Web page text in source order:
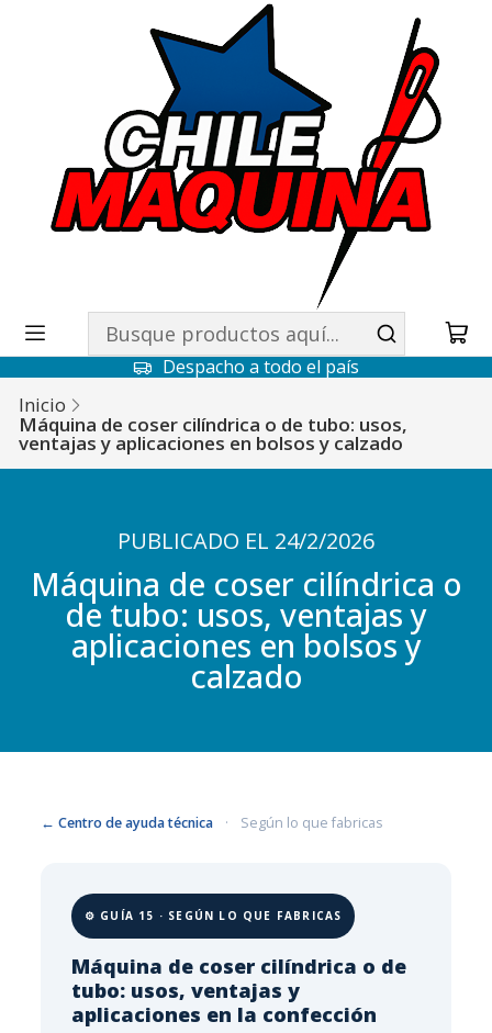
Despacho a todo el país
Inicio
Máquina de coser cilíndrica o de tubo: usos,
ventajas y aplicaciones en bolsos y calzado
PUBLICADO EL 24/2/2026
Máquina de coser cilíndrica o
de tubo: usos, ventajas y
aplicaciones en bolsos y
calzado
← Centro de ayuda técnica · Según lo que fabricas
⚙️ GUÍA 15 · SEGÚN LO QUE FABRICAS
Máquina de coser cilíndrica o de
tubo: usos, ventajas y
aplicaciones en la confección